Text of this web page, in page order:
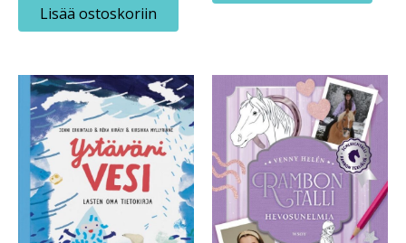
Lisää ostoskoriin